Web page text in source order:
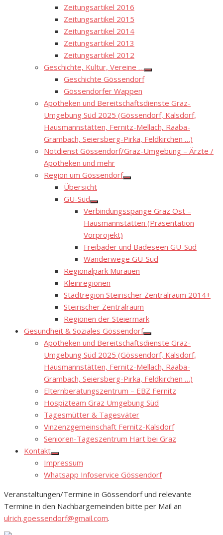
Zeitungsartikel 2016
Zeitungsartikel 2015
Zeitungsartikel 2014
Zeitungsartikel 2013
Zeitungsartikel 2012
Geschichte, Kultur, Vereine …
Show
Geschichte Gössendorf
Gössendorfer Wappen
Apotheken und Bereitschaftsdienste Graz-
Umgebung Süd 2025 (Gössendorf, Kalsdorf,
Hausmannstätten, Fernitz-Mellach, Raaba-
Grambach, Seiersberg-Pirka, Feldkirchen …)
Notdienst Gössendorf/Graz-Umgebung – Ärzte /
Apotheken und mehr
Region um Gössendorf
Show
Übersicht
GU-Süd
Show
sub
menu
Verbindungsspange Graz Ost –
Hausmannstätten (Präsentation
Vorprojekt)
Freibäder und Badeseen GU-Süd
Wanderwege GU-Süd
Regionalpark Murauen
Kleinregionen
Stadtregion Steirischer Zentralraum 2014+
Steirischer Zentralraum
Regionen der Steiermark
Gesundheit & Soziales Gössendorf
Show
sub
menu
Apotheken und Bereitschaftsdienste Graz-
Umgebung Süd 2025 (Gössendorf, Kalsdorf,
Hausmannstätten, Fernitz-Mellach, Raaba-
Grambach, Seiersberg-Pirka, Feldkirchen …)
Elternberatungszentrum – EBZ Fernitz
Hospizteam Graz Umgebung Süd
Tagesmütter & Tagesväter
Vinzenzgemeinschaft Fernitz-Kalsdorf
Senioren-Tageszentrum Hart bei Graz
Kontakt
Show
sub
menu
Impressum
Whatsapp Infoservice Gössendorf
Veranstaltungen/Termine in Gössendorf und relevante
Termine in den Nachbargemeinden bitte per Mail an
ulrich.goessendorf@gmail.com.